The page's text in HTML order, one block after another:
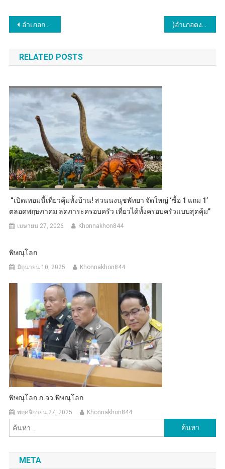
แนะแนว
เรื่อง
อำเภอกระนวน จังหวัดขอนแก่น ร่วมกับประชาชนจิตอาสา จัดกิจกรรมน้อมนำแนวพระราชดำริ โครงการ “ทางนี้มีผล ผู้คนรักกัน” สู่การปฏิบัติสร้างความมั่นคงทางอาหาร เพื่อแสดงความจงรักภักดี และสำนึกในพระมหากรุณาธิคุณสมเด็จพระกนิษฐาธิ
RELATED POSTS
“เปิดเทอมนี้เที่ยวคุ้มทั้งบ้าน! สวนนงนุชพัทยา จัดใหญ่ ‘ซื้อ 1 แถม 1’
ตลอดพฤษภาคม ลดภาระครอบครัว เที่ยวได้ทั้งครอบครัวแบบสุดคุ้ม”
เมษายน 27, 2026 Khonnakhon844
พิษณุโลก
มิถุนายน 10, 2025 Khonnakhon844
พิษณุโลก ภ.จว.พิษณุโลก
พฤศจิกายน 27, 2025 Khonnakhon844
สำหรับ:
META